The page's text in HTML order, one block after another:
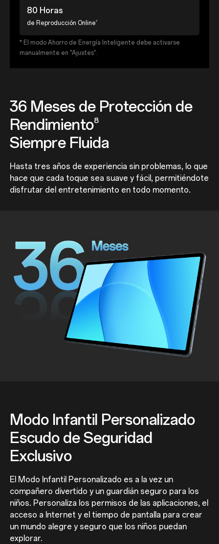
80 Horas
de Reproducción Online7
* El modo Ahorro de Energía Inteligente debe activarse
manualmente en "Ajustes".
36 Meses de Protección de
Rendimiento8
Siempre Fluida
Hasta tres años de experiencia sin problemas, lo que
hace que cada toque sea suave y fácil, permitiéndote
disfrutar del entretenimiento en todo momento.
Modo Infantil Personalizado
Escudo de Seguridad
Exclusivo
El Modo Infantil Personalizado es a la vez un
compañero divertido y un guardián seguro para los
niños. Personaliza los permisos de las aplicaciones, el
acceso a Internet y el tiempo de pantalla para crear
un mundo alegre y seguro que los niños puedan
explorar.